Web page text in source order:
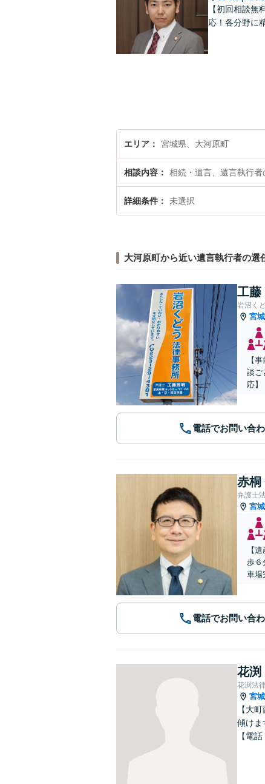
【初回相談
応！各分野に
エリア 宮城県、大河原町
相談内容 相続・遺言、遺言執行者
詳細条件 未選択
大河原町から近い遺言執行者の選
工藤
岩沼く
宮
【
談ご
応】
電話でお問い合
赤桐
弁護士
宮
【
歩６
車場
電話でお問い合
花渕
花渕法
宮
【大
傾けま
【電